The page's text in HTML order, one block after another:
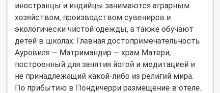
иностранцы и индийцы занимаются аграрным
хозяйством, производством сувениров и
экологически чистой одежды, а также обучают
детей в школах. Главная достопримечательность
Ауровиля — Матримандир — храм Матери,
построенный для занятия йогой и медитацией и
не принадлежащий какой-либо из религий мира.
По прибытию в Пондичерри размещение в отеле.